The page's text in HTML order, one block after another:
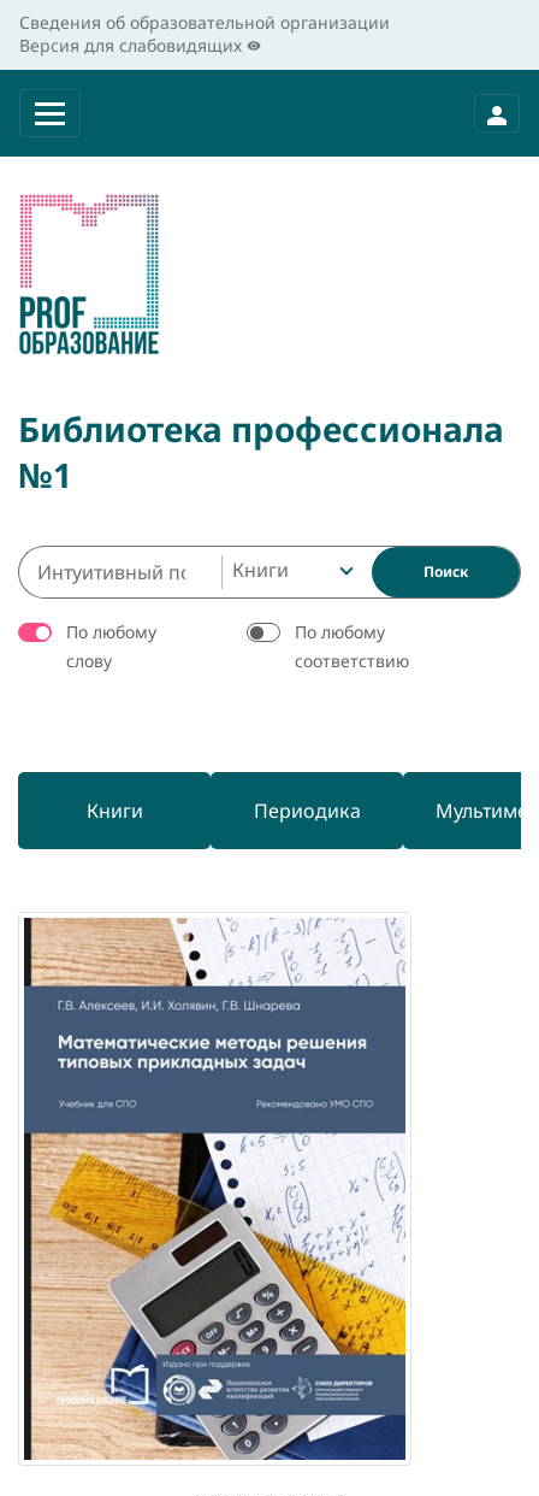
Сведения об образовательной организации
Версия для слабовидящих
Библиотека профессионала
№1
Книги Поиск
По любому
слову
По любому
соответствию
Книги Периодика